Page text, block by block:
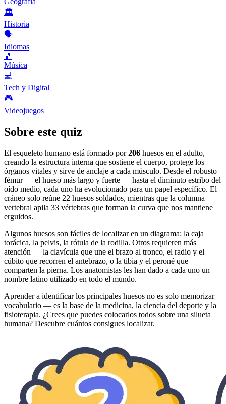
🏛️
Historia
🗣️
Idiomas
🎵
Música
💻
Tech y Digital
🎮
Videojuegos
Sobre este quiz
El esqueleto humano está formado por206 huesos en el adulto,
creando la estructura interna que sostiene el cuerpo, protege los
órganos vitales y sirve de anclaje a cada músculo. Desde el robusto
fémur — el hueso más largo y fuerte — hasta el diminuto estribo del
oído medio, cada uno ha evolucionado para un papel específico. El
cráneo solo reúne 22 huesos soldados, mientras que la columna
vertebral apila 33 vértebras que forman la curva que nos mantiene
erguidos.
Algunos huesos son fáciles de localizar en un diagrama: la caja
torácica, la pelvis, la rótula de la rodilla. Otros requieren más
atención — la clavícula que une el brazo al tronco, el radio y el
cúbito que recorren el antebrazo, o la tibia y el peroné que
comparten la pierna. Los anatomistas les han dado a cada uno un
nombre latino utilizado en todo el mundo.
Aprender a identificar los principales huesos no es solo memorizar
vocabulario — es la base de la medicina, la ciencia del deporte y la
fisioterapia. ¿Crees que puedes colocarlos todos sobre una silueta
humana? Descubre cuántos consigues localizar.